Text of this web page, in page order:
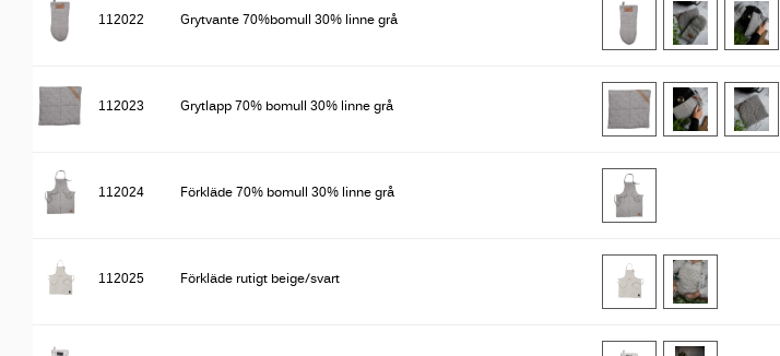
112022 Grytvante 70%bomull 30% linne grå
112023 Grytlapp 70% bomull 30% linne grå
112024 Förkläde 70% bomull 30% linne grå
112025 Förkläde rutigt beige/svart